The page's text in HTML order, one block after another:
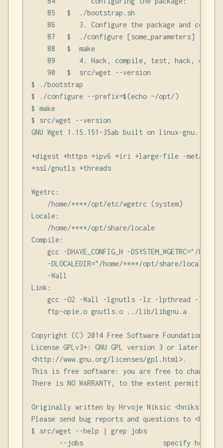
    85   $  ./bootstrap.sh
86      3. Configure the package and
    87   $  ./configure [some_parameters]
    88   $  make
89      4. Hack, compile, test, hack,
    90   $  src/wget --version
$ ./bootstrap
$ ./configure --prefix=$(echo ~/opt/)
$ make
$ src/wget --version
GNU Wget 1.15.151-35ab built on linux-gnu.
+digest +https +ipv6 +iri +large-file -metalink
+ssl/gnutls +threads
Wgetrc:
    /home/****/opt/etc/wgetrc (system)
Locale:
    /home/****/opt/share/locale
Compile:
gcc -DHAVE_CONFIG_H -DSYSTEM_WGETRC="/home/
-DLOCALEDIR="/home/****/opt/share/locale" -
    -Wall
Link:
gcc -O2 -Wall -lgnutls -lz -lpthread -lidn
    ftp-opie.o gnutls.o ../lib/libgnu.a
Copyright (C) 2014 Free Software Foundation,
License GPLv3+: GNU GPL version 3 or later
<http://www.gnu.org/licenses/gpl.html>.
This is free software: you are free to change
There is NO WARRANTY, to the extent permitted
Originally written by Hrvoje Niksic
Please send bug reports and questions to <bug-
$ src/wget --help | grep jobs
--jobs                    specify how